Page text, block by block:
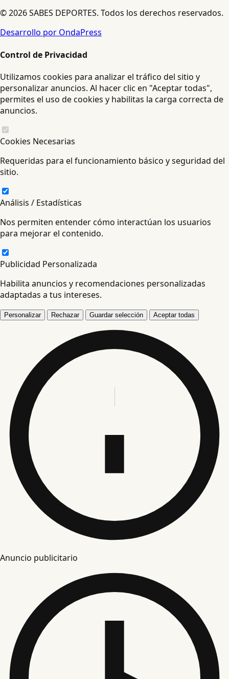
© 2026 SABES DEPORTES. Todos los derechos reservados.
Desarrollo por OndaPress
Control de Privacidad
Utilizamos cookies para analizar el tráfico del sitio y
personalizar anuncios. Al hacer clic en "Aceptar todas",
permites el uso de cookies y habilitas la carga correcta de
anuncios.
Cookies Necesarias
Requeridas para el funcionamiento básico y seguridad del
sitio.
Análisis / Estadísticas
Nos permiten entender cómo interactúan los usuarios
para mejorar el contenido.
Publicidad Personalizada
Habilita anuncios y recomendaciones personalizadas
adaptadas a tus intereses.
Personalizar Rechazar Guardar selección Aceptar todas
Anuncio publicitario